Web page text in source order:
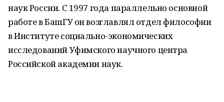
наук России. С 1997 года параллельно основной
работе в БашГУ он возглавлял отдел философии
в Институте социально-экономических
исследований Уфимского научного центра
Российской академии наук.